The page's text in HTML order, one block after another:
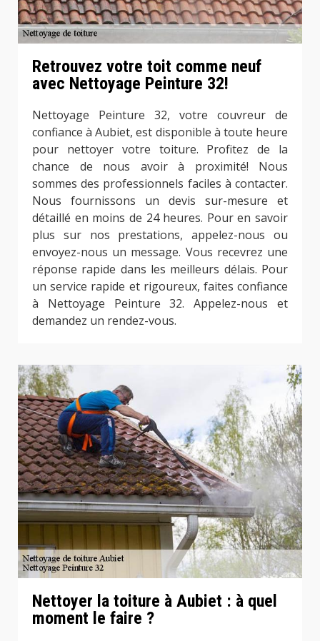
Retrouvez votre toit comme neuf
avec Nettoyage Peinture 32!
Nettoyage Peinture 32, votre couvreur de
confiance à Aubiet, est disponible à toute heure
pour nettoyer votre toiture. Profitez de la
chance de nous avoir à proximité! Nous
sommes des professionnels faciles à contacter.
Nous fournissons un devis sur-mesure et
détaillé en moins de 24 heures. Pour en savoir
plus sur nos prestations, appelez-nous ou
envoyez-nous un message. Vous recevrez une
réponse rapide dans les meilleurs délais. Pour
un service rapide et rigoureux, faites confiance
à Nettoyage Peinture 32. Appelez-nous et
demandez un rendez-vous.
Nettoyer la toiture à Aubiet : à quel
moment le faire ?